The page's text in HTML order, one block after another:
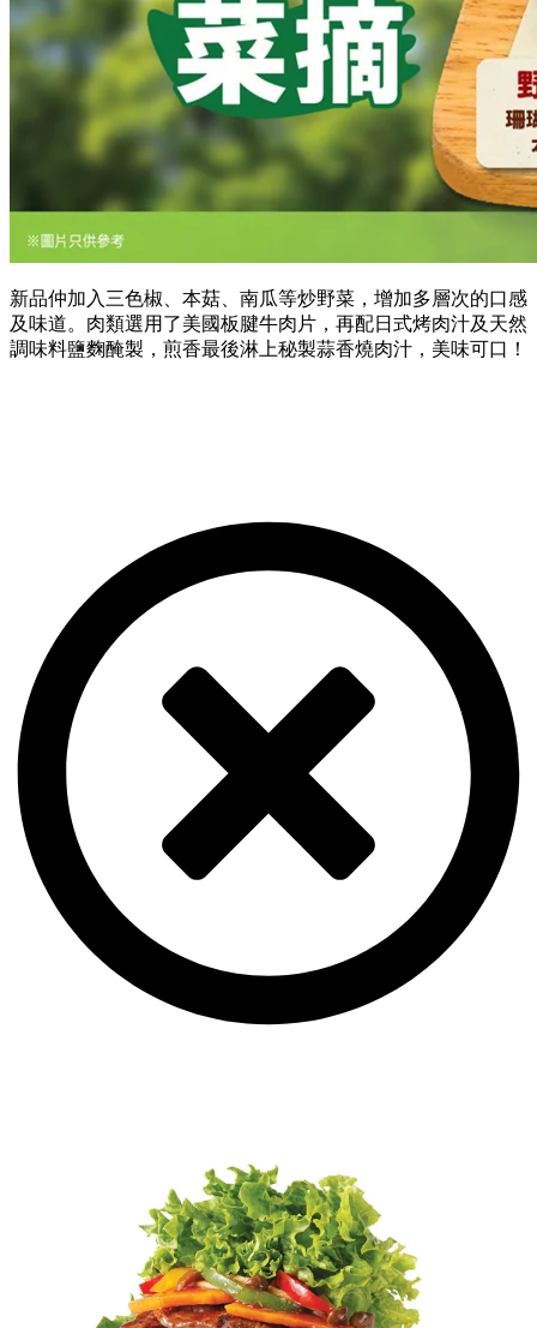
新品仲加入三色椒、本菇、南瓜等炒野菜，增加多層次的口感
及味道。肉類選用了美國板腱牛肉片，再配日式烤肉汁及天然
調味料鹽麴醃製，煎香最後淋上秘製蒜香燒肉汁，美味可口！